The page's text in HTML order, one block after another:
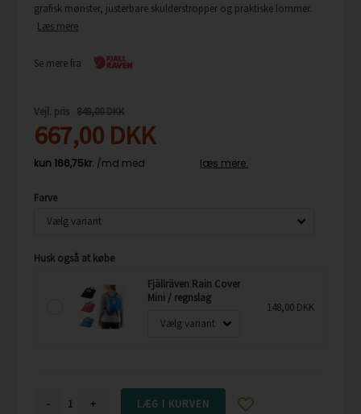
grafisk mønster, justerbare skulderstropper og praktiske lommer.
Læs mere
Se mere fra
Vejl. pris 849,00 DKK
667,00 DKK
Farve
Husk også at købe
Fjällräven Rain Cover
Mini / regnslag
148,00 DKK
- +